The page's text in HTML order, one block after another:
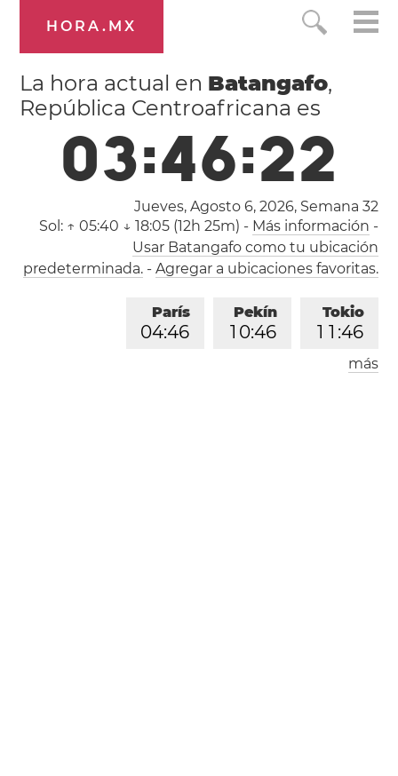
HORA.MX
La hora actual en Batangafo,
República Centroafricana es
03:46:23
Jueves, Agosto 6, 2026, Semana 32
Sol: ↑ 05:40 ↓ 18:05 (12h 25m) - Más información -
Usar Batangafo como tu ubicación
predeterminada.- Agregar a ubicaciones favoritas.
Tokio
1 1 :46
Pekín
1 0:46
París
04:46
Londres
más